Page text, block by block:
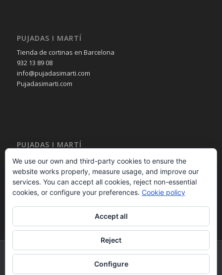
PUJADAS I MARTÍ
Tienda de cortinas en Barcelona
932 13 89 08
info@pujadasimarti.com
Pujadasimarti.com
PUJADAS I MARTÍ
Cortinas en Barcelona
Tendencia en cortinas
Asesoramiento en cortinas
Decoración en cortinas
PUJADAS i MARTÍ 2015 - calle Bailèn 236 08037 – Barcelona – España -
932 13 89 08 - - Desarrollo Web porB2B activa
We use our own and third-party cookies to ensure the
website works properly, measure usage, and improve our
services. You can accept all cookies, reject non-essential
cookies, or configure your preferences. Cookie policy
Accept all
Reject
Configure